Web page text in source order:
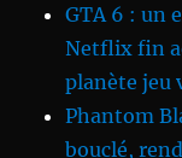
GTA 6 : un
Netflix fin
planète jeu
Phantom
bouclé,